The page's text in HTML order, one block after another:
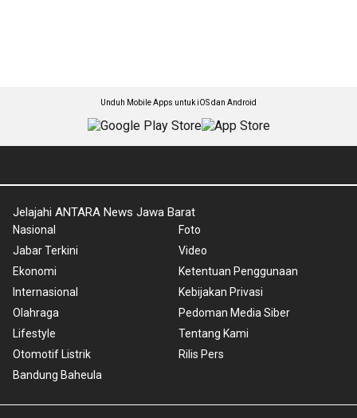
Unduh Mobile Apps untuk iOS dan Android
Jelajahi ANTARA News Jawa Barat
Nasional
Jabar Terkini
Ekonomi
Internasional
Olahraga
Lifestyle
Otomotif Listrik
Bandung Baheula
Foto
Video
Ketentuan Penggunaan
Kebijakan Privasi
Pedoman Media Siber
Tentang Kami
Rilis Pers